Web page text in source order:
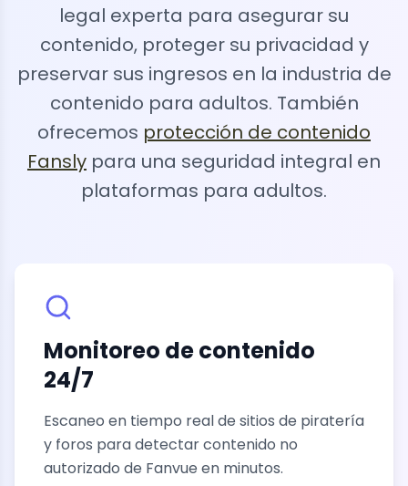
legal experta para asegurar su
contenido, proteger su privacidad y
preservar sus ingresos en la industria de
contenido para adultos. También
ofrecemos protección de contenido
Fansly para una seguridad integral en
plataformas para adultos.
Monitoreo de contenido
24/7
Escaneo en tiempo real de sitios de piratería
y foros para detectar contenido no
autorizado de Fanvue en minutos.